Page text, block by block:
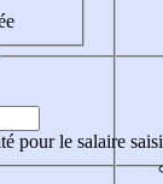
pour le salaire saisi